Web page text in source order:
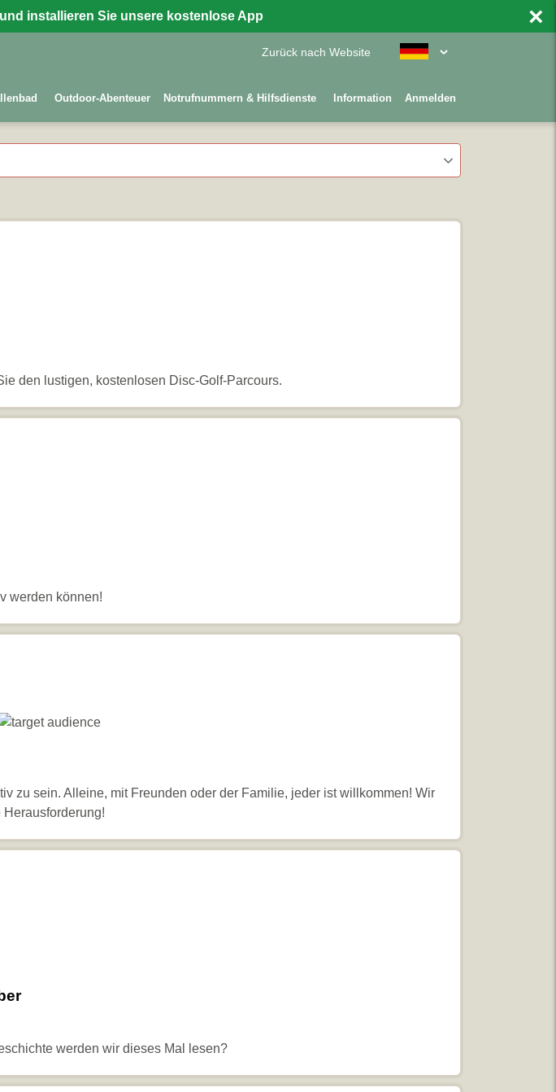
installieren Sie unsere kostenlose App ×
Zurück nach Website
Outdoor-Abenteuer Notrufnummern & Hilfsdienste Information Anmelden
den lustigen, kostenlosen Disc-Golf-Parcours.
werden können!
zu sein. Alleine, mit Freunden oder der Familie, jeder ist willkommen! Wir
werden wir dieses Mal lesen?